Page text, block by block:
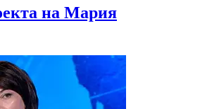
на Мария